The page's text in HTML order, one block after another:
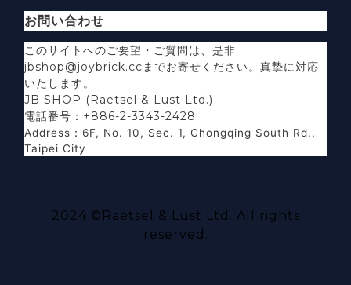
お問い合わせ
このサイトへのご要望・ご質問は、是非
jbshop@joybrick.ccまでお寄せください。真摯に対応
いたします。
JB SHOP (Raetsel & Lust Ltd.)
電話番号：+886-2-3343-2428
Address ： 6F, No. 10, Sec. 1, Chongqing South Rd.,
Taipei City
2024 © Raetsel & Lust Ltd. All rights
reserved.